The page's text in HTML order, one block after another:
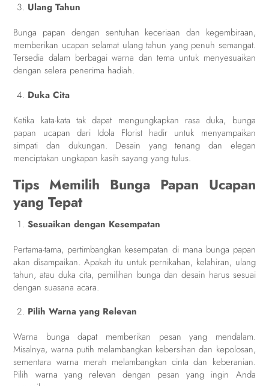
Ulang Tahun
Bunga papan dengan sentuhan keceriaan dan kegembiraan,
memberikan ucapan selamat ulang tahun yang penuh semangat.
Tersedia dalam berbagai warna dan tema untuk menyesuaikan
dengan selera penerima hadiah.
Duka Cita
Ketika kata-kata tak dapat mengungkapkan rasa duka, bunga
papan ucapan dari Idola Florist hadir untuk menyampaikan
simpati dan dukungan. Desain yang tenang dan elegan
menciptakan ungkapan kasih sayang yang tulus.
Tips Memilih Bunga Papan Ucapan
yang Tepat
Sesuaikan dengan Kesempatan
Pertama-tama, pertimbangkan kesempatan di mana bunga papan
akan disampaikan. Apakah itu untuk pernikahan, kelahiran, ulang
tahun, atau duka cita, pemilihan bunga dan desain harus sesuai
dengan suasana acara.
Pilih Warna yang Relevan
Warna bunga dapat memberikan pesan yang mendalam.
Misalnya, warna putih melambangkan kebersihan dan kepolosan,
sementara warna merah melambangkan cinta dan keberanian.
Pilih warna yang relevan dengan pesan yang ingin Anda